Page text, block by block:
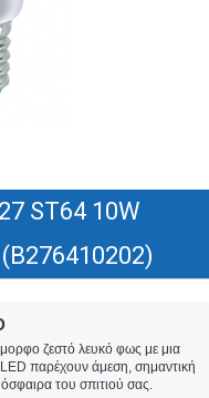
ST64 10W
ζεστό λευκό φως με μια
LED παρέχουν άμεση, σημαντική
του σπιτιού σας.